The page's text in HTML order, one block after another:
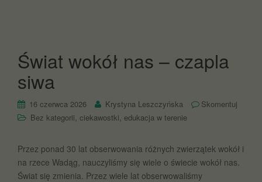
Świat wokół nas – czapla
siwa
16 czerwca 2026 Krystyna Leszczyńska
Skomentuj
Bez kategorii, ciekawostki, edukacja w terenie
Przez ponad 30 lat obserwowania różnych zwierzątek wokół i
na rzece Wadąg, nauczyliśmy się wiele o świecie wokół nas.
Świat się zmienia. Przez wiele lat obserwowaliśmy